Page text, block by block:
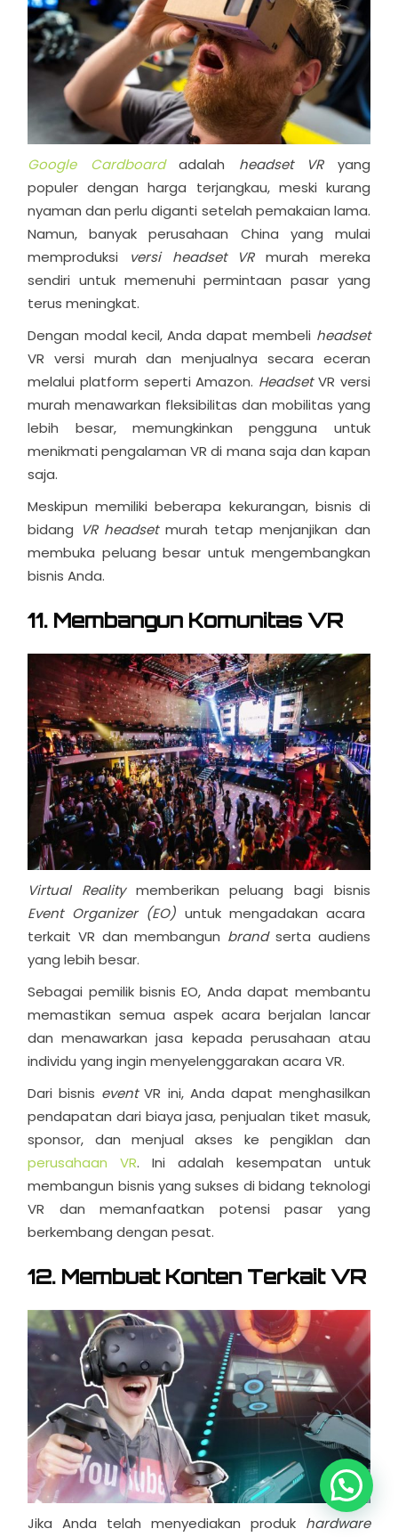
Google Cardboardadalah headset VRyang
populer dengan harga terjangkau, meski kurang
nyaman dan perlu diganti setelah pemakaian lama.
Namun, banyak perusahaan China yang mulai
memproduksi versi headset VRmurah mereka
sendiri untuk memenuhi permintaan pasar yang
terus meningkat.
Dengan modal kecil, Anda dapat membeli headset
VR versi murah dan menjualnya secara eceran
melalui platform seperti Amazon. HeadsetVR versi
murah menawarkan fleksibilitas dan mobilitas yang
lebih besar, memungkinkan pengguna untuk
menikmati pengalaman VR di mana saja dan kapan
saja.
Meskipun memiliki beberapa kekurangan, bisnis di
bidang VR headset murah tetap menjanjikan dan
membuka peluang besar untuk mengembangkan
bisnis Anda.
11. Membangun Komunitas VR
Virtual Reality memberikan peluang bagi bisnis
Event Organizer (EO) untuk mengadakan acara
terkait VR dan membangun brandserta audiens
yang lebih besar.
Sebagai pemilik bisnis EO, Anda dapat membantu
memastikan semua aspek acara berjalan lancar
dan menawarkan jasa kepada perusahaan atau
individu yang ingin menyelenggarakan acara VR.
Dari bisnis eventVR ini, Anda dapat menghasilkan
pendapatan dari biaya jasa, penjualan tiket masuk,
sponsor, dan menjual akses ke pengiklan dan
perusahaan VR. Ini adalah kesempatan untuk
membangun bisnis yang sukses di bidang teknologi
VR dan memanfaatkan potensi pasar yang
berkembang dengan pesat.
12. Membuat Konten Terkait VR
Jika Anda telah menyediakan produk hardware